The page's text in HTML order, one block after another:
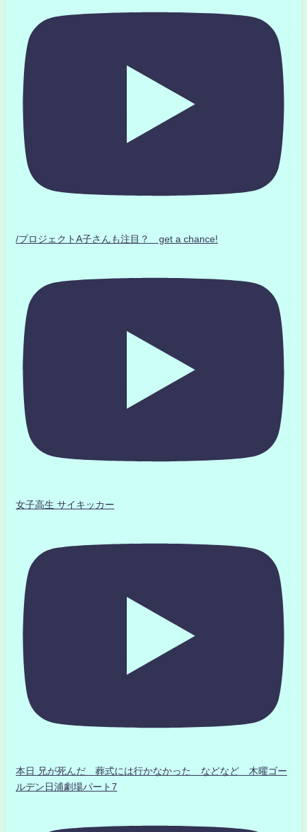
/プロジェクトA子さんも注目？ get a chance!
女子高生 サイキッカー
本日 兄が死んだ 葬式には行かなかった などなど 木曜ゴー
ルデン日浦劇場パート7